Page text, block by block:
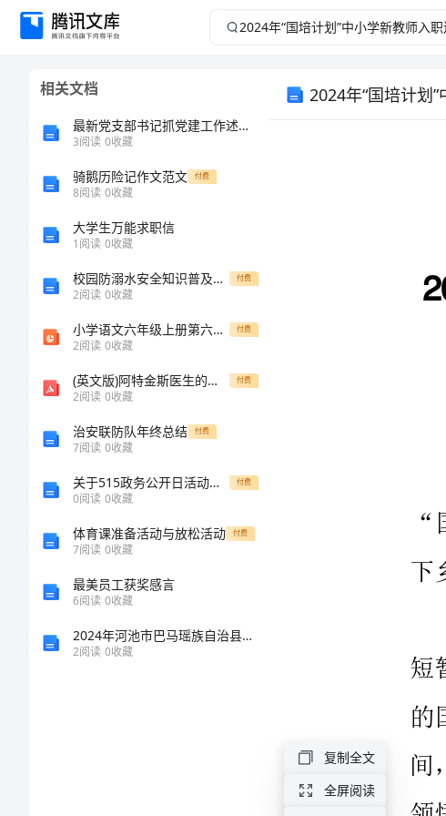
2024
“国相关文档
最新党支部书记抓党建工作述职报告.doc
3阅读 0收藏
骑鹅历险记作文范文 付费
8阅读 0收藏
大学生万能求职信
1阅读 0收藏
校园防溺水安全知识普及教案 付费
2阅读 0收藏
小学语文六年级上册第六单元综合性学习诗海拾贝课件1 付费
2阅读 0收藏
(英文版)阿特金斯医生的新饮食习惯 付费
2阅读 0收藏
治安联防队年终总结 付费
7阅读 0收藏
关于515政务公开日活动总结 付费
0阅读 0收藏
体育课准备活动与放松活动 付费
7阅读 0收藏
最美员工获奖感言
6阅读 0收藏
2024年河池市巴马瑶族自治县中级统计师《统计工作实务》预测试卷含解析
2阅读 0收藏
2024年“国培计划
复制全文
全屏阅读